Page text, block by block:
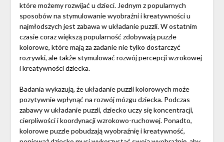
które możemy rozwijać u dzieci. Jednym z popularnych
sposobów na stymulowanie wyobraźni i kreatywności u
najmłodszych jest zabawa w układanie puzzli. W ostatnim
czasie coraz większą popularność zdobywają puzzle
kolorowe, które mają za zadanie nie tylko dostarczyć
rozrywki, ale także stymulować rozwój percepcji wzrokowej
i kreatywności dziecka.
Badania wykazują, że układanie puzzli kolorowych może
pozytywnie wpłynąć na rozwój mózgu dziecka. Podczas
zabawy w układanie puzzli, dziecko uczy się koncentracji,
cierpliwości i koordynacji wzrokowo-ruchowej. Ponadto,
kolorowe puzzle pobudzają wyobraźnię i kreatywność,